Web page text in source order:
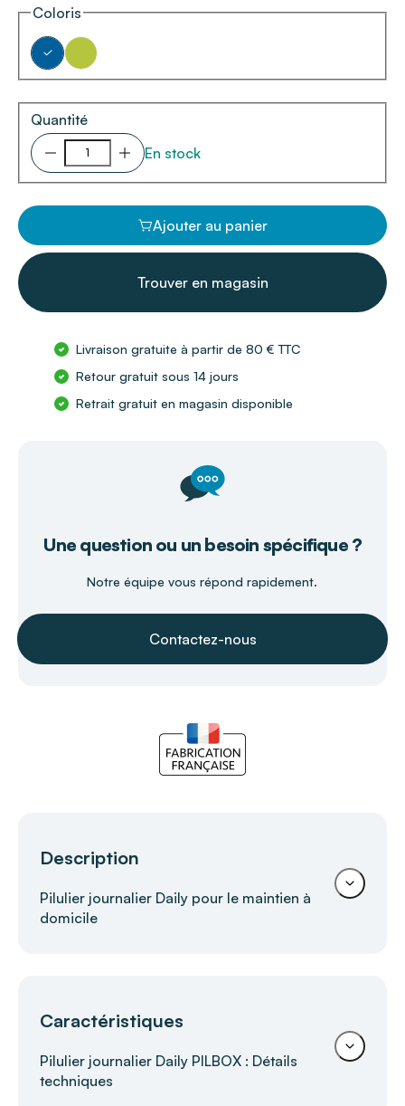
Coloris
Quantité
En stock
Ajouter au panier
Trouver en magasin
Livraison gratuite à partir de 80 € TTC
Retour gratuit sous 14 jours
Retrait gratuit en magasin disponible
Une question ou un besoin spécifique ?
Notre équipe vous répond rapidement.
Contactez-nous
Description
Pilulier journalier Daily pour le maintien à
domicile
Organisation simple et sécurisée des
LePilulier journalier Pilbox Daily
Caractéristiques
Pilulier journalier Daily PILBOX : Détails
techniques